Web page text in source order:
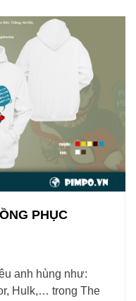
PHỤC
anh hùng như:
Hulk,… trong The